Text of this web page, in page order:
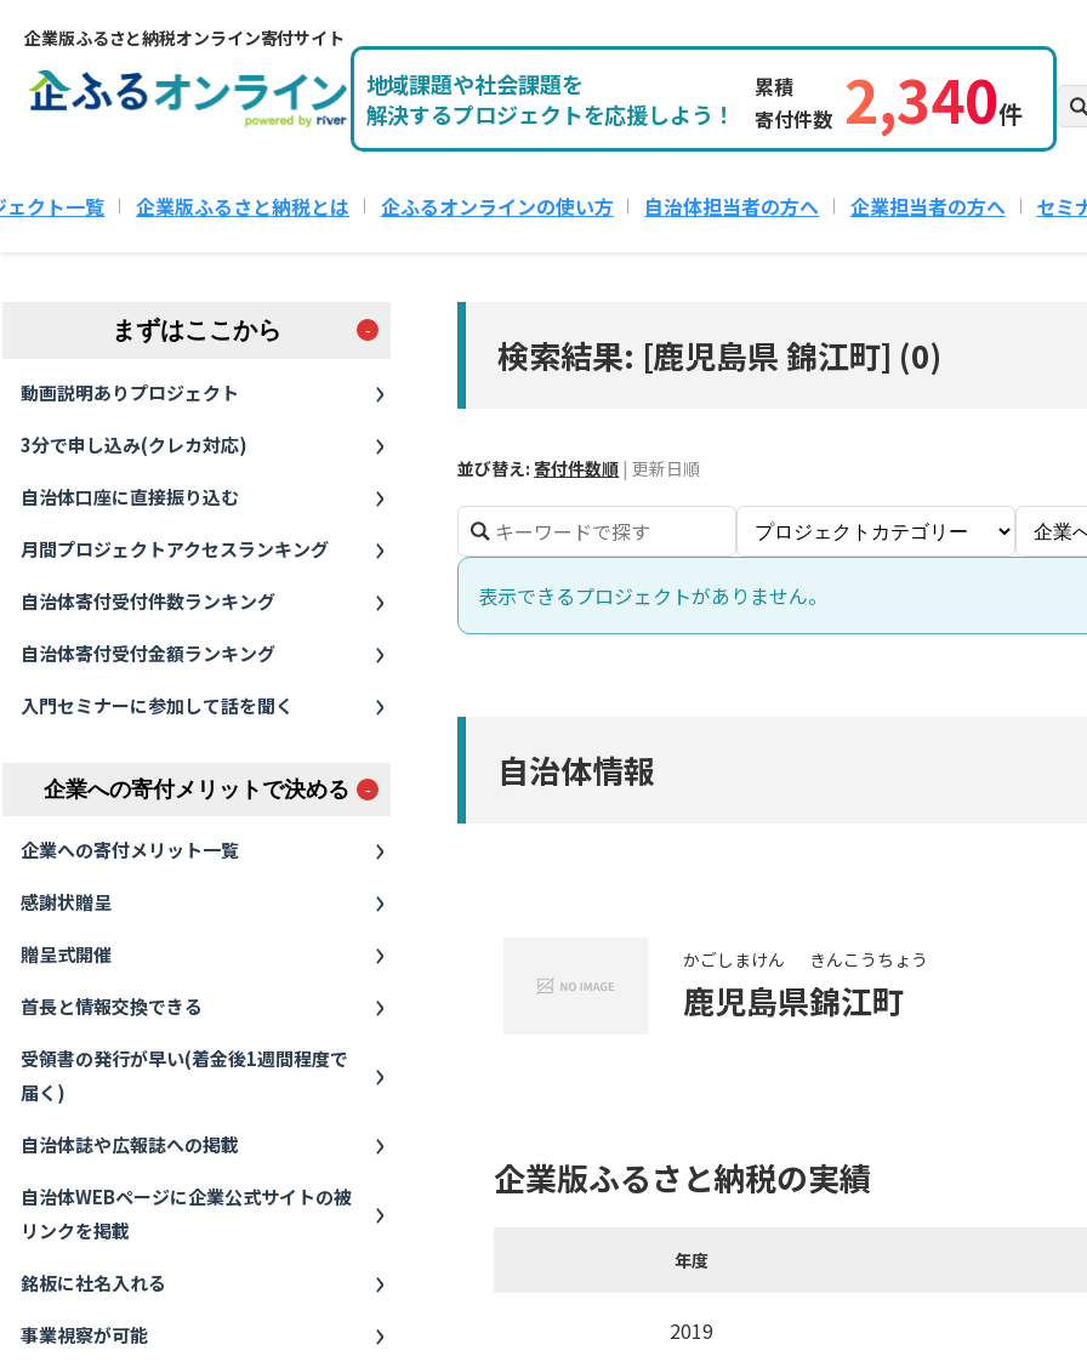
企業版ふるさと納税オンライン寄付サイト
地域課題や社会課題を
解決するプロジェクトを応援しよう！
累積
寄付件数 2,340件
ェクト一覧 企業版ふるさと納税とは 企ふるオンラインの使い方 自治体担当者の方へ 企業担当者の方へ セミ
まずはここから
動画説明ありプロジェクト
3分で申し込み(クレカ対応)
自治体口座に直接振り込む
月間プロジェクトアクセスランキング
自治体寄付受付件数ランキング
自治体寄付受付金額ランキング
入門セミナーに参加して話を聞く
企業への寄付メリットで決める
企業への寄付メリット一覧
感謝状贈呈
贈呈式開催
首長と情報交換できる
受領書の発行が早い(着金後1週間程度で
届く)
自治体誌や広報誌への掲載
自治体WEBページに企業公式サイトの被
リンクを掲載
銘板に社名入れる
事業視察が可能
検索結果: [鹿児島県 錦江町] (0)
並び替え: 寄付件数順 | 更新日順
表示できるプロジェクトがありません。
自治体情報
かごしまけん
鹿児島県
きんこうちょう
錦江町
企業版ふるさと納税の実績
年度
2019